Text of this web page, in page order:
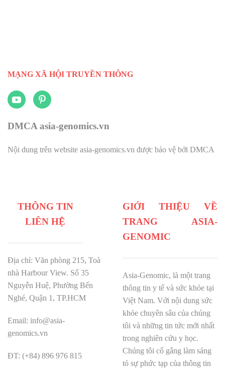
MẠNG XÃ HỘI TRUYỀN THÔNG
DMCA asia-genomics.vn
Nội dung trên website asia-genomics.vn được bảo vệ bởi DMCA
THÔNG TIN
LIÊN HỆ
Địa chỉ: Văn phòng 215, Toà
nhà Harbour View. Số 35
Nguyễn Huệ, Phường Bến
Nghé, Quận 1, TP.HCM
Email: info@asia-
genomics.vn
ĐT: (+84) 896 976 815
GIỚI THIỆU VỀ
TRANG ASIA-
GENOMIC
Asia-Genomic, là một trang
thông tin y tế và sức khỏe tại
Việt Nam. Với nội dung sức
khỏe chuyên sâu của chúng
tôi và những tin tức mới nhất
trong nghiên cứu y học.
Chúng tôi cố gắng làm sáng
tỏ sự phức tạp của thông tin